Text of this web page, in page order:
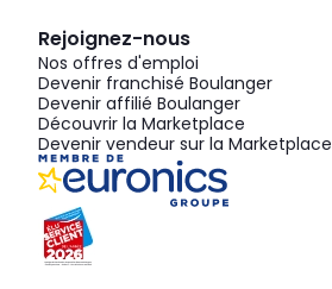
Rejoignez-nous
Nos offres d'emploi
Devenir franchisé Boulanger
Devenir affilié Boulanger
Découvrir la Marketplace
Devenir vendeur sur la Marketplace